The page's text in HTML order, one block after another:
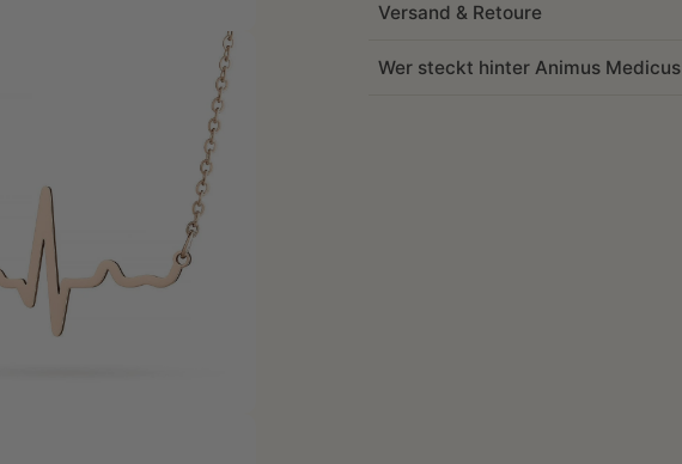
Versand & Retoure
Wer steckt hinter Animus Medicus